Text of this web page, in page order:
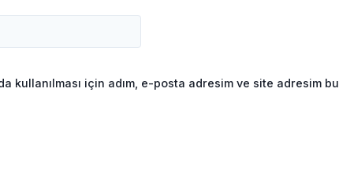
kullanılması için adım, e-posta adresim ve site adresim bu